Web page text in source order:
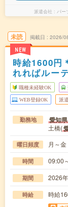
派遣会社 パー
未読
NEW
掲載日 2026/
時給1600円
れればルー
職種未経験OK
WEB登録OK 派遣
勤務地 愛知県
土橋(
曜日頻度 月～
時間 09:00
期間 2026
時給 時給